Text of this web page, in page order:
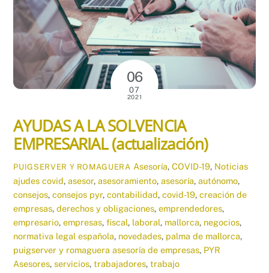
06
07
2021
AYUDAS A LA SOLVENCIA
EMPRESARIAL (actualización)
PUIGSERVER Y ROMAGUERA Asesoría, COVID-19, Noticias
ajudes covid,asesor,asesoramiento,asesoría,autónomo,
consejos,consejos pyr,contabilidad,covid-19,creación de
empresas,derechos y obligaciones,emprendedores,
empresario,empresas,fiscal, laboral, mallorca, negocios,
normativa legal española, novedades, palma de mallorca,
puigserver y romaguera asesoría de empresas, PYR
Asesores,servicios,trabajadores,trabajo